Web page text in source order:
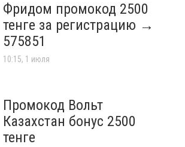
Фридом промокод 2500
тенге за регистрацию →
575851
10:15, 1 июля
Промокод Вольт
Казахстан бонус 2500
тенге